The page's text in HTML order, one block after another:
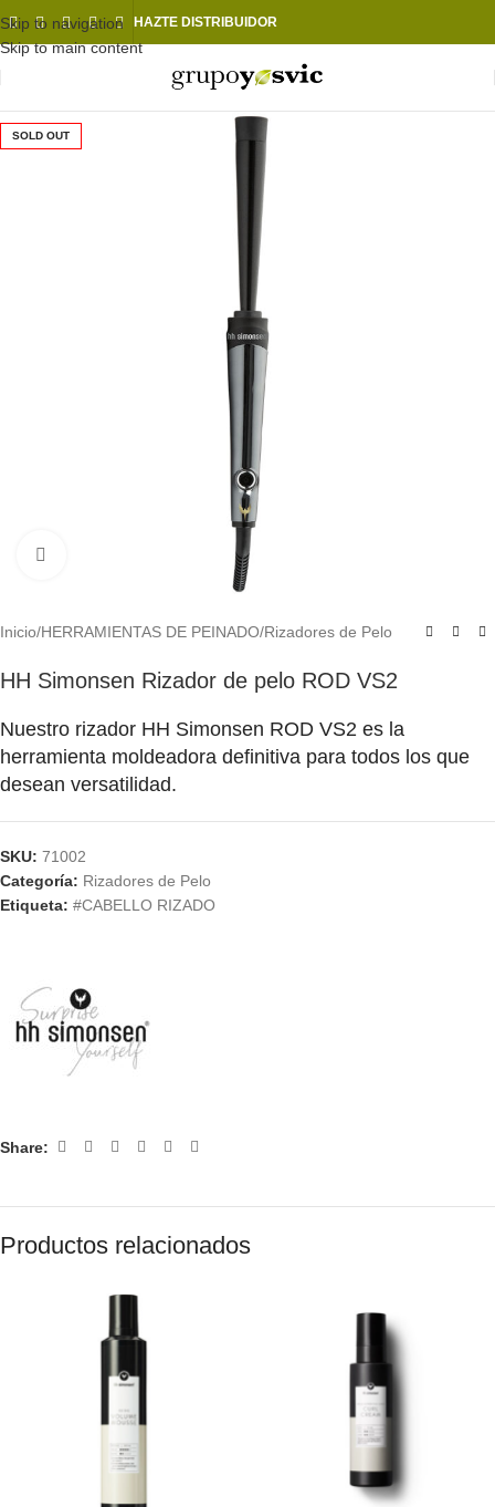
Skip to navigation
Skip to main content
HAZTE DISTRIBUIDOR
SOLD OUT
Inicio/HERRAMIENTAS DE PEINADO/Rizadores de Pelo
HH Simonsen Rizador de pelo ROD VS2
Nuestro rizador HH Simonsen ROD VS2 es la
herramienta moldeadora definitiva para todos los que
desean versatilidad.
SKU: 71002
Categoría: Rizadores de Pelo
Etiqueta: #CABELLO RIZADO
Share:
Productos relacionados